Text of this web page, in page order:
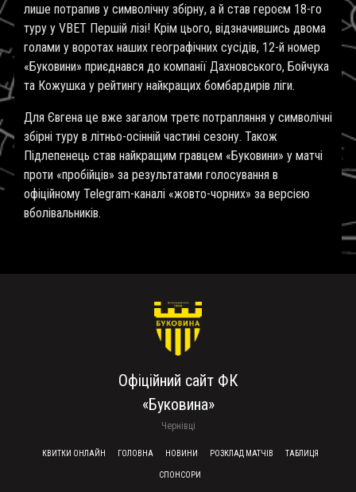
лише потрапив у символічну збірну, а й став героєм 18-го
туру у VBET Першій лізі! Крім цього, відзначившись двома
голами у воротах наших географічних сусідів, 12-й номер
«Буковини» приєднався до компанії Дахновського, Бойчука
та Кожушка у рейтингу найкращих бомбардирів ліги.
Для Євгена це вже загалом третє потрапляння у символічні
збірні туру в літньо-осінній частині сезону. Також
Підлепенець став найкращим гравцем «Буковини» у матчі
проти «пробійців» за результатами голосування в
офіційному Telegram-каналі «жовто-чорних» за версією
вболівальників.
Офіційний сайт ФК
«Буковина»
Чернівці
FOOTER MENU
КВИТКИ ОНЛАЙН ГОЛОВНА НОВИНИ РОЗКЛАД МАТЧІВ ТАБЛИЦЯ
СПОНСОРИ